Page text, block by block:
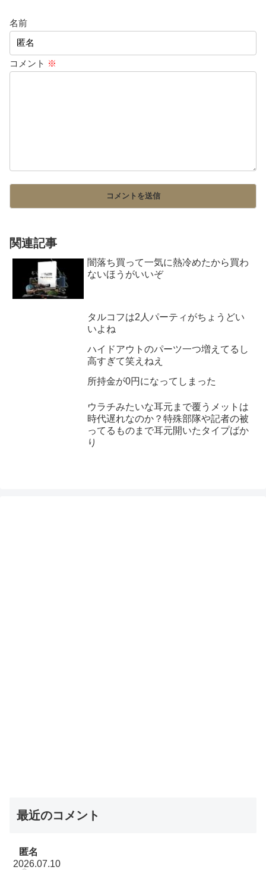
名前
コメント ※
関連記事
闇落ち買って一気に熱冷めたから買わ
ないほうがいいぞ
タルコフは2人パーティがちょうどい
いよね
ハイドアウトのパーツ一つ増えてるし
高すぎて笑えねえ
所持金が0円になってしまった
ウラチみたいな耳元まで覆うメットは
時代遅れなのか？特殊部隊や記者の被
ってるものまで耳元開いたタイプばか
り
最近のコメント
匿名
2026.07.10